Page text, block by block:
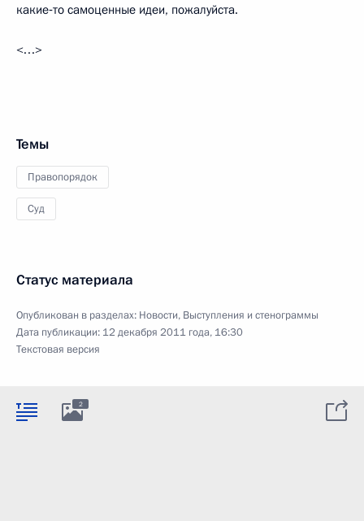
какие‑то самоценные идеи, пожалуйста.
<…>
Темы
Правопорядок
Суд
Статус материала
Опубликован в разделах: Новости, Выступления и стенограммы
Дата публикации: 12 декабря 2011 года, 16:30
Текстовая версия
2